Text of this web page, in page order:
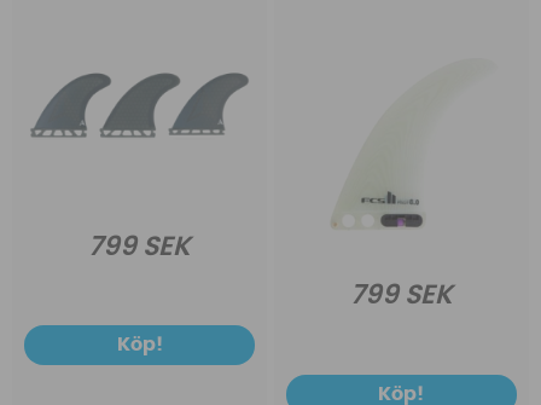
799 SEK
Köp!
799 SEK
Köp!